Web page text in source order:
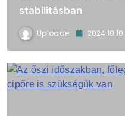
stabilitásban
Uploader 2024.10.10.